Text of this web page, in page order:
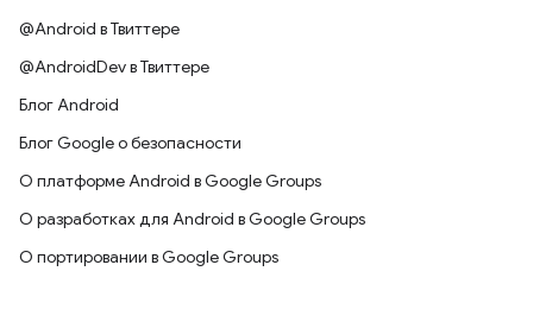
@Android в Твиттере
@AndroidDev в Твиттере
Блог Android
Блог Google о безопасности
О платформе Android в Google Groups
О разработках для Android в Google Groups
О портировании в Google Groups